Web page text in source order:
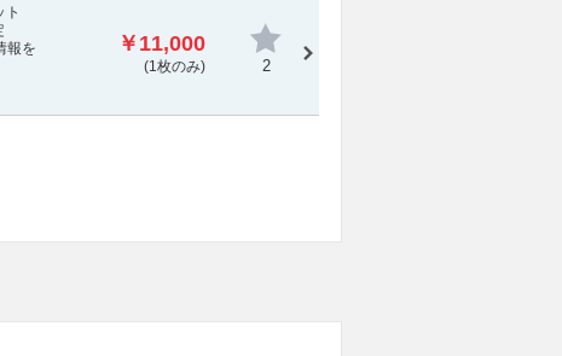
ト
報を
￥11,000
(1枚のみ) 2